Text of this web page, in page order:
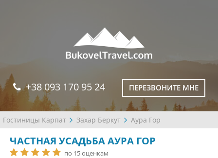
+38 093 170 95 24 ПЕРЕЗВОНИТЕ МНЕ
Гостиницы Карпат Захар Беркут Аура Гор
ЧАСТНАЯ УСАДЬБА АУРА ГОР
по 15 оценкам